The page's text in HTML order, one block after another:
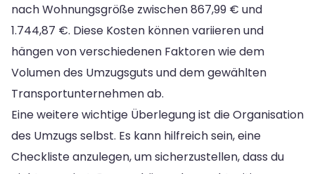
nach Wohnungsgröße zwischen 867,99 € und
1.744,87 €. Diese Kosten können variieren und
hängen von verschiedenen Faktoren wie dem
Volumen des Umzugsguts und dem gewählten
Transportunternehmen ab.
Eine weitere wichtige Überlegung ist die Organisation
des Umzugs selbst. Es kann hilfreich sein, eine
Checkliste anzulegen, um sicherzustellen, dass du